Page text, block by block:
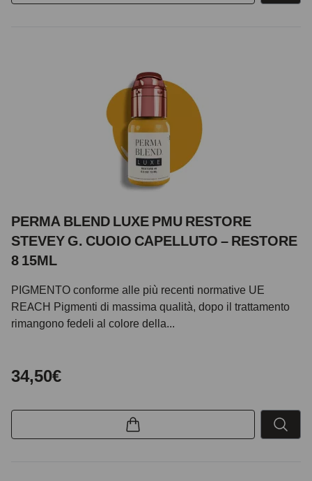
PERMA BLEND LUXE PMU RESTORE
STEVEY G. CUOIO CAPELLUTO – RESTORE
8 15ML
PIGMENTO conforme alle più recenti normative UE
REACH Pigmenti di massima qualità, dopo il trattamento
rimangono fedeli al colore della...
34,50€